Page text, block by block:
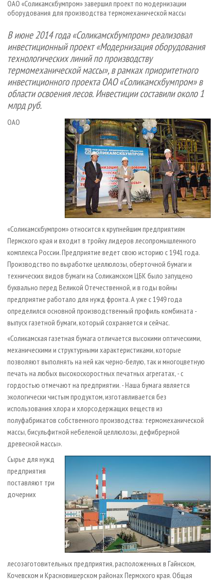
СУШКА ДРЕВЕСИНЫ
ДЕРЕВЯННОЕ ДОМОСТРОЕНИЕ
ПРОИЗВОДСТВО МЕБЕЛИ
БИОЭНЕРГЕТИКА
ЦБП
ИНСТРУМЕНТ И МАТЕРИАЛЫ
ПЕРСОНЫ
ОФИЦИАЛЬНЫЕ ДЕЛЕГАЦИИ
ПРИОРИТЕТНЫЕ ИНВЕСТПРОЕКТЫ
RUSSIAN FORESTRY REVIEW
ГАЗЕТА ЛЕСПРОМФОРУМ
БИБЛИОТЕКА СПЕЦИАЛИСТА
КОНТАКТЫ
РЕКЛАМА
ОАО «Соликамскбумпром» завершил проект по модернизации
оборудования для производства термомеханической массы
В июне 2014 года «Соликамскбумпром» реализовал
инвестиционный проект «Модернизация оборудования
технологических линий по производству
термомеханической массы», в рамках приоритетного
инвестиционного проекта ОАО «Соликамскбумпром» в
области освоения лесов. Инвестиции составили около 1
млрд руб.
ОАО
«Соликамскбумпром» относится к крупнейшим предприятиям
Пермского края и входит в тройку лидеров лесопромышленного
комплекса России. Предприятие ведет свою историю с 1941 года.
Производство по выработке целлюлозы, оберточной бумаги и
технических видов бумаги на Соликамском ЦБК было запущено
буквально перед Великой Отечественной, и в годы войны
предприятие работало для нужд фронта. А уже с 1949 года
определился основной производственный профиль комбината -
выпуск газетной бумаги, который сохраняется и сейчас.
«Соликамская газетная бумага отличается высокими оптическими,
механическими и структурными характеристиками, которые
позволяют выполнять на ней как черно-белую, так и многоцветную
печать на любых высокоскоростных печатных агрегатах, - с
гордостью отмечают на предприятии. - Наша бумага является
экологически чистым продуктом, изготавливается без
использования хлора и хлорсодержащих веществ из
полуфабрикатов собственного производства: термомеханической
массы, бисульфитной небеленой целлюлозы, дефибрерной
древесной массы».
Сырье для нужд
предприятия
поставляют три
дочерних
лесозаготовительных предприятия, расположенных в Гайнском,
Кочевском и Красновишерском районах Пермского края. Общая